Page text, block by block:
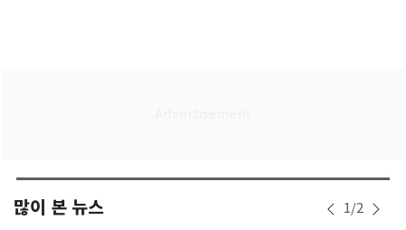
많이 본 뉴스 1/2